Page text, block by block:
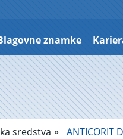
znamke
sredstva ANTICORIT